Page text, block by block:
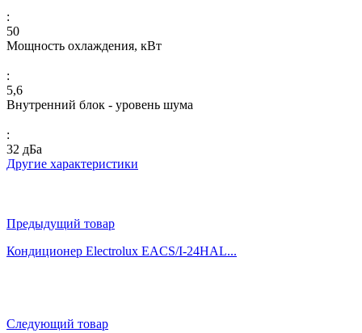
:
50
Мощность охлаждения, кВт
:
5,6
Внутренний блок - уровень шума
:
32 дБа
Другие характеристики
Предыдущий товар
Кондиционер Electrolux EACS/I-24HAL...
Следующий товар